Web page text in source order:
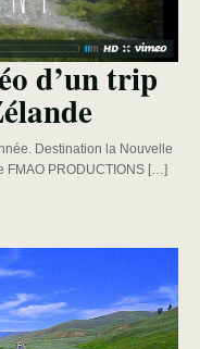
d’un trip
Destination la Nouvelle
FMAO PRODUCTIONS […]